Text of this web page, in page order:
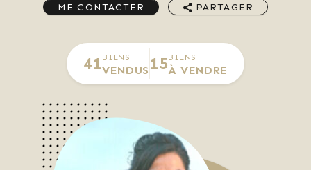
ME CONTACTER PARTAGER
41BIENS
VENDUS 15BIENS
À VENDRE